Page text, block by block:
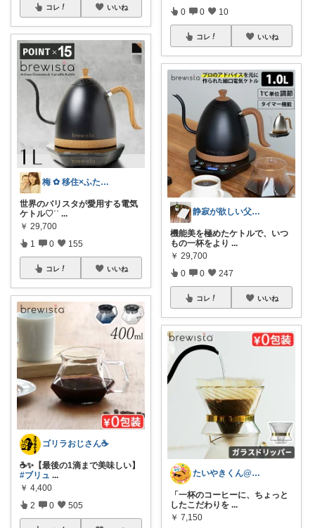
コレ いいね
梅 ✿ 移住×ふたり暮らし⸜⸝⋆︎*
世界のバリスタが愛用する電気
ケトル♡︎ʾʾ ...
￥ 29,700
1 0 155
コレ いいね
ゴリラおじさん☕️
☕️✨【最後の1滴まで美味しい】
#ブリュ ...
￥ 4,400
2 0 505
0 0 10
コレ いいね
静寂が欲しい父🍀憧れの無骨な暮らし
機能美を極めたケトルで、いつ
もの一杯をより ...
￥ 29,700
0 0 247
コレ いいね
たいやきくん@経由購入感謝です😊
「一杯のコーヒーに、ちょっと
したこだわりを ...
￥ 7,150